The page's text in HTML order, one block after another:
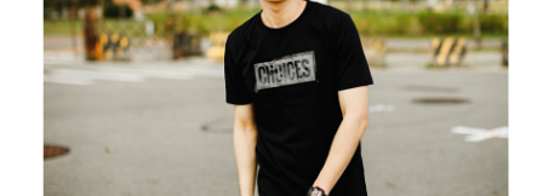
ATM／網路銀行／等多元方式進行付款，方視為交易完成。
※ 請注意：結帳手續完成當下不需立刻繳費，但若您需要取消訂單，請聯絡
購買商品的店家。未經商家同意取消之訂單仍視為有效，需透過AFTEE先享
後付繳納相關費用。
※ 交易是否成功請以「AFTEE先享後付 」之結帳頁面顯示為準，若有關於
是否繳費成功／繳費後需取消欲退款等相關疑問，請聯繫「AFTEE先享後付
客戶支援中心」
https://netprotections.freshdesk.com/support/home
7-11付款取貨
每筆NT$80，滿NT$1,800(含以上)免運費
每筆NT$80，滿NT$1,800(含以上)免運費